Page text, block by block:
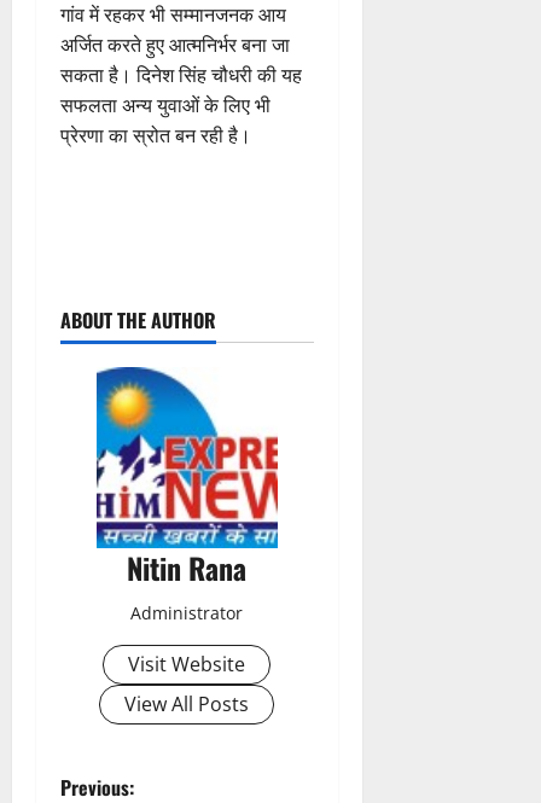
गांव में रहकर भी सम्मानजनक आय
अर्जित करते हुए आत्मनिर्भर बना जा
सकता है। दिनेश सिंह चौधरी की यह
सफलता अन्य युवाओं के लिए भी
प्रेरणा का स्रोत बन रही है।
o
ABOUT THE AUTHOR
Nitin Rana
Administrator
Visit Website
View All Posts
Previous: